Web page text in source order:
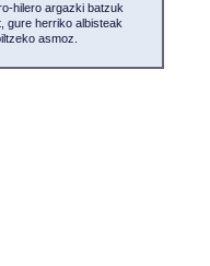
hilero argazki batzuk
gure herriko albisteak
asmoz.